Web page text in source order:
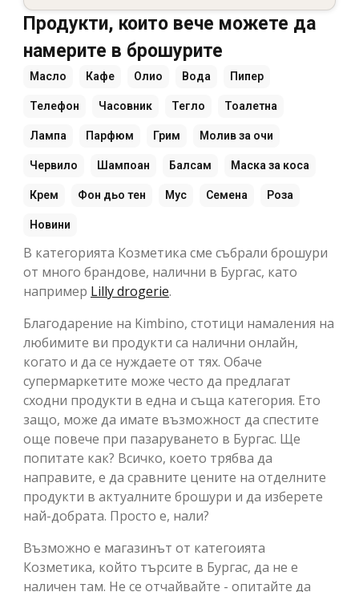
Продукти, които вече можете да
намерите в брошурите
Масло Кафе Олио Вода Пипер
Телефон Часовник Тегло Тоалетна
Лампа Парфюм Грим Молив за очи
Червило Шампоан Балсам Маска за коса
Крем Фон дьо тен Мус Семена Роза
Новини
В категорията Козметика сме събрали брошури
от много брандове, налични в Бургас, като
например Lilly drogerie.
Благодарение на Kimbino, стотици намаления на
любимите ви продукти са налични онлайн,
когато и да се нуждаете от тях. Обаче
супермаркетите може често да предлагат
сходни продукти в една и съща категория. Ето
защо, може да имате възможност да спестите
още повече при пазаруването в Бургас. Ще
попитате как? Всичко, което трябва да
направите, е да сравните цените на отделните
продукти в актуалните брошури и да изберете
най-добрата. Просто е, нали?
Възможно е магазинът от категоията
Козметика, който търсите в Бургас, да не е
наличен там. Не се отчайвайте - опитайте да